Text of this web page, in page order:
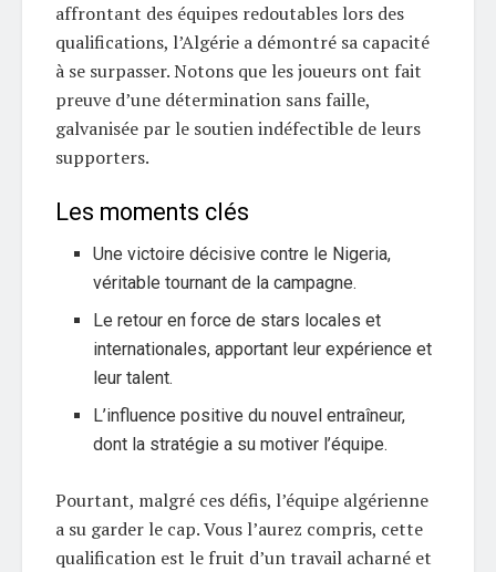
affrontant des équipes redoutables lors des
qualifications, l’Algérie a démontré sa capacité
à se surpasser. Notons que les joueurs ont fait
preuve d’une détermination sans faille,
galvanisée par le soutien indéfectible de leurs
supporters.
Les moments clés
Une victoire décisive contre le Nigeria,
véritable tournant de la campagne.
Le retour en force de stars locales et
internationales, apportant leur expérience et
leur talent.
L’influence positive du nouvel entraîneur,
dont la stratégie a su motiver l’équipe.
Pourtant, malgré ces défis, l’équipe algérienne
a su garder le cap. Vous l’aurez compris, cette
qualification est le fruit d’un travail acharné et